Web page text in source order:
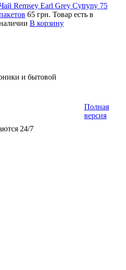
Remsey Earl Grey Cytryny 75
65 грн. Товар есть в
В корзину
и бытовой
24/7
Полная
версия